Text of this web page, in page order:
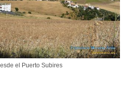
el Puerto Subires